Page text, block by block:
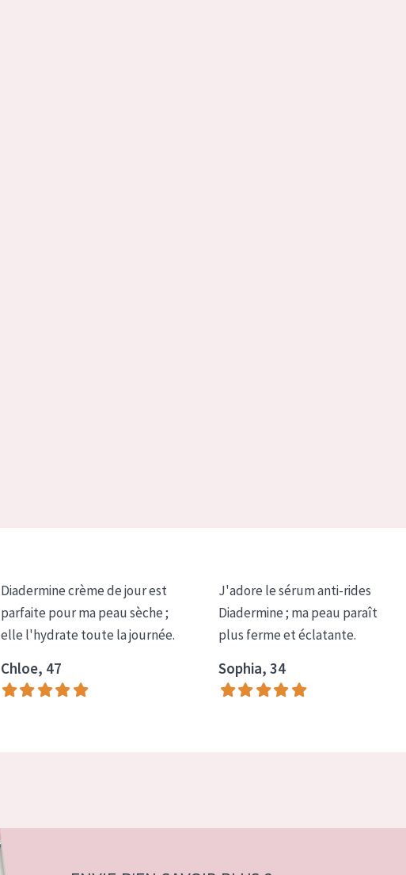
Diadermine crème de jour est
parfaite pour ma peau sèche ;
elle l'hydrate toute la journée.
Chloe, 47
J'adore le sérum anti-rides
Diadermine ; ma peau paraît
plus ferme et éclatante.
Sophia, 34